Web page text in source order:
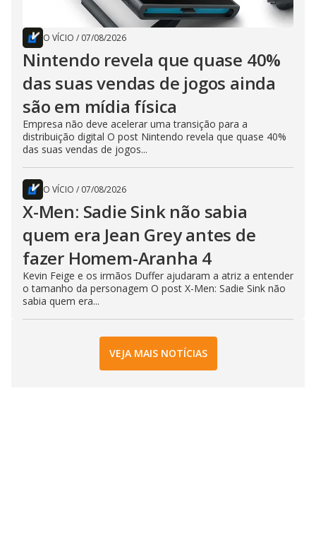
O VÍCIO / 07/08/2026
Nintendo revela que quase 40%
das suas vendas de jogos ainda
são em mídia física
Empresa não deve acelerar uma transição para a
distribuição digital O post Nintendo revela que quase 40%
das suas vendas de jogos...
O VÍCIO / 07/08/2026
X-Men: Sadie Sink não sabia
quem era Jean Grey antes de
fazer Homem-Aranha 4
Kevin Feige e os irmãos Duffer ajudaram a atriz a entender
o tamanho da personagem O post X-Men: Sadie Sink não
sabia quem era...
VEJA MAIS NOTÍCIAS